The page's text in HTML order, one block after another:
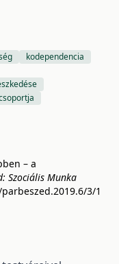
kodependencia
– a
Szociális Munka
3/1